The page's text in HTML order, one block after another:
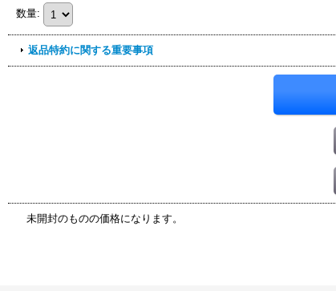
数量:
返品特約に関する重要事項
未開封のものの価格になります。